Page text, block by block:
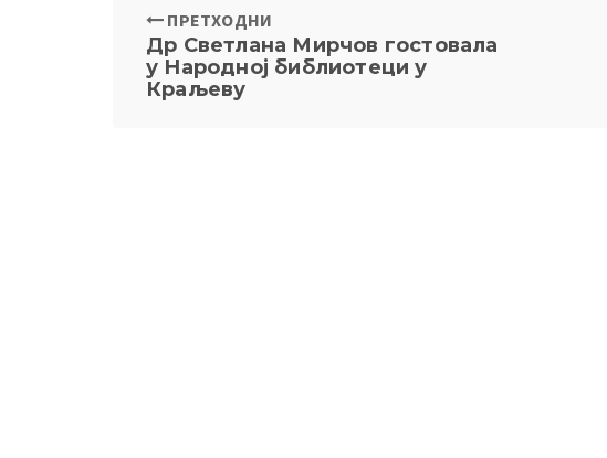
ПРЕТХОДНИ
Др Светлана Мирчов гостовала
у Народној библиотеци у
Краљеву